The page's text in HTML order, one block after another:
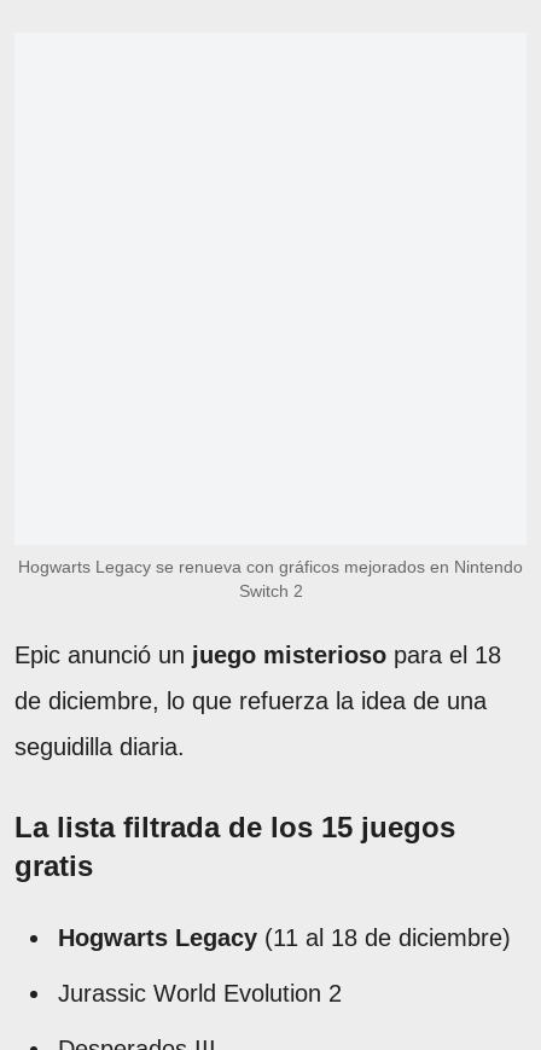
Hogwarts Legacy se renueva con gráficos mejorados en Nintendo
Switch 2
Epic anunció un juego misterioso para el 18
de diciembre, lo que refuerza la idea de una
seguidilla diaria.
La lista filtrada de los 15 juegos
gratis
Hogwarts Legacy (11 al 18 de diciembre)
Jurassic World Evolution 2